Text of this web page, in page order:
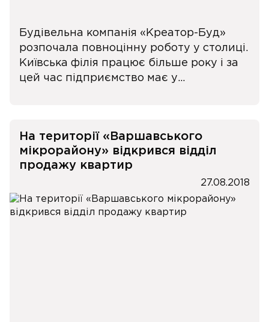
Будівельна компанія «Креатор-Буд»
розпочала повноцінну роботу у столиці.
Київська філія працює більше року і за
цей час підприємство має у...
На території «Варшавського
мікрорайону» відкрився відділ
продажу квартир
27.08.2018